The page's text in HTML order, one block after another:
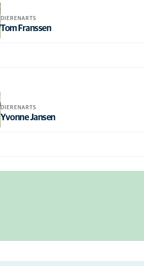
DIERENARTS
Tom Franssen
DIERENARTS
Yvonne Jansen